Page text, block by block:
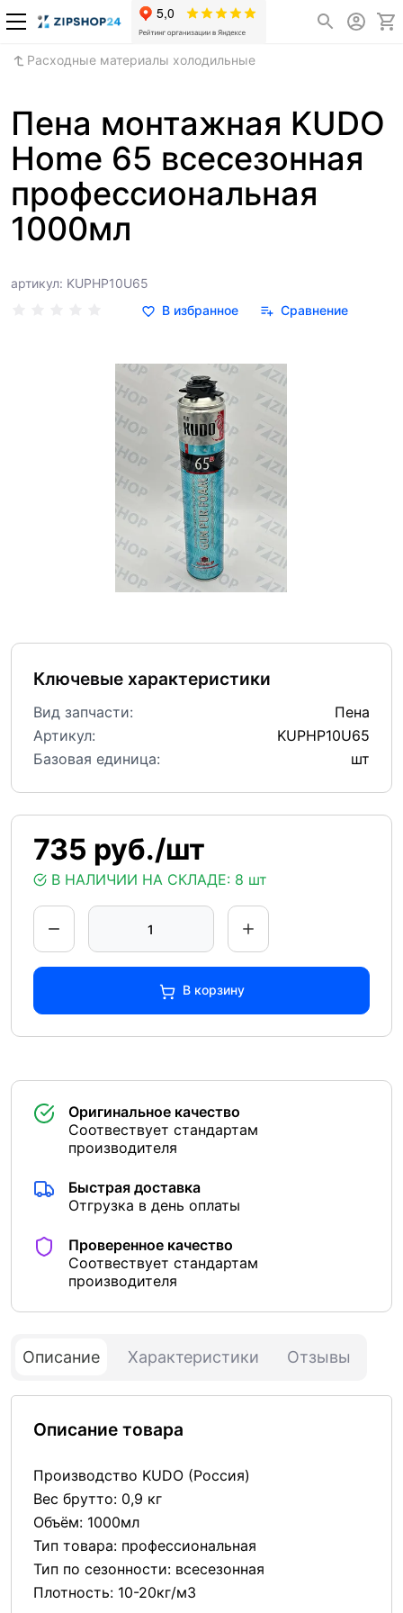
Расходные материалы холодильные
Пена монтажная KUDO
Home 65 всесезонная
профессиональная
1000мл
артикул: KUPHP10U65
В избранное
Сравнение
735 руб./шт
В НАЛИЧИИ НА СКЛАДЕ: 8 шт
В корзину
Ключевые характеристики
Вид запчасти:
Пена
Артикул:
KUPHP10U65
Базовая единица:
шт
Оригинальное качество
Соотвествует стандартам
производителя
Быстрая доставка
Отгрузка в день оплаты
Проверенное качество
Соотвествует стандартам
производителя
Описание Характеристики Отзывы
Описание товара
Производство KUDO (Россия)
Вес брутто: 0,9 кг
Объём: 1000мл
Тип товара: профессиональная
Тип по сезонности: всесезонная
Плотность: 10-20кг/м3